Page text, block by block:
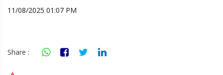
11/08/2025 01:07 PM
Share :